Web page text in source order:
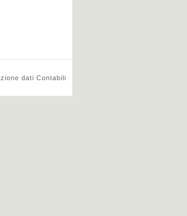
dati Contabili